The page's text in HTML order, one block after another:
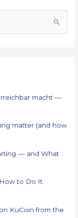
macht —
matter (and how
— and What
to Do It
KuCoin from the